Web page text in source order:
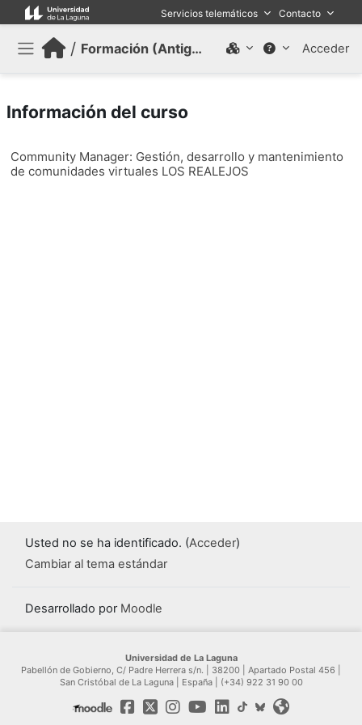
Salta al contenido principal Servicios telemáticos Contacto
/ Formación (Antiguo) Acceder
Información del curso
Community Manager: Gestión, desarrollo y mantenimiento
de comunidades virtuales LOS REALEJOS
Usted no se ha identificado. (Acceder)
Cambiar al tema estándar
Desarrollado por Moodle
Universidad de La Laguna
Pabellón de Gobierno, C/ Padre Herrera s/n. | 38200 | Apartado Postal 456 |
San Cristóbal de La Laguna | España | (+34) 922 31 90 00